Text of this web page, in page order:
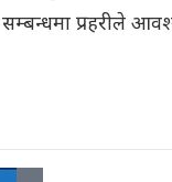
प्रहरीले